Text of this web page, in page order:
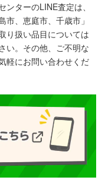
ターのLINE査定は、
、恵庭市、千歳市」
り扱い品目については
い。その他、ご不明な
軽にお問い合わせくだ